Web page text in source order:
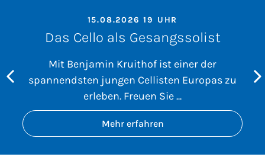
15.08.2026 19 UHR
Das Cello als Gesangssolist
Mit Benjamin Kruithof ist einer der
spannendsten jungen Cellisten Europas zu
erleben. Freuen Sie ...
Mehr erfahren